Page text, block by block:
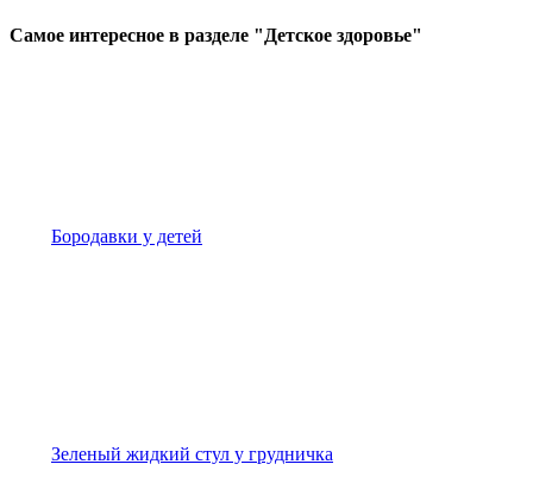
Самое интересное в разделе "Детское здоровье"
Бородавки у детей
Зеленый жидкий стул у грудничка